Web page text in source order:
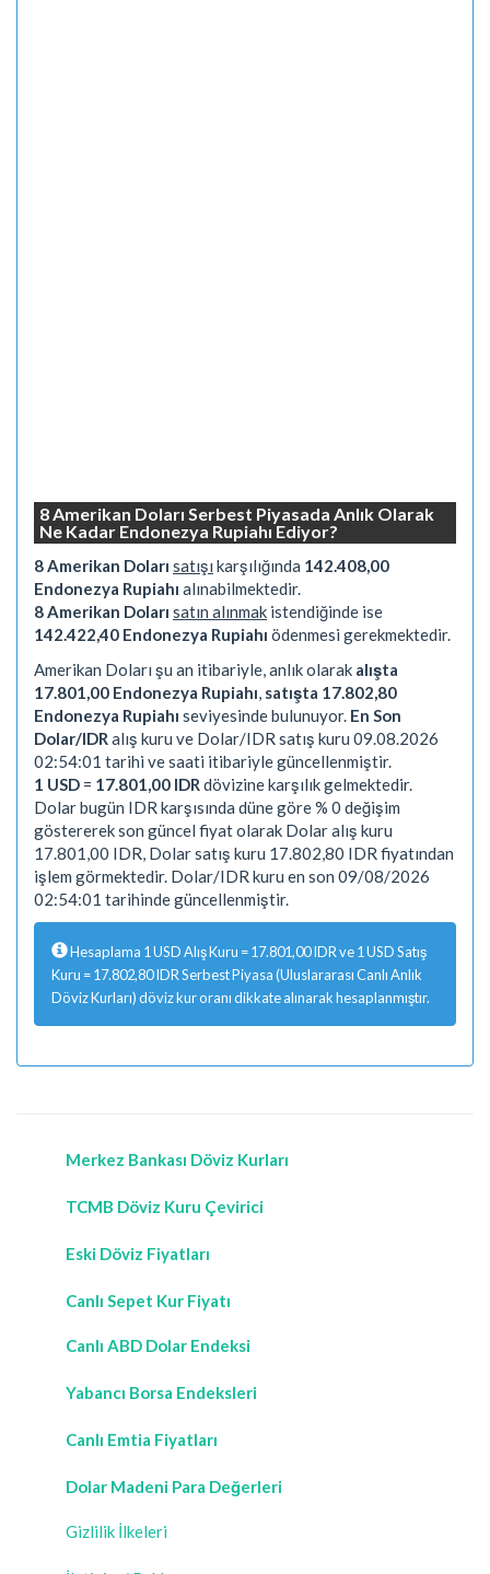
8 Amerikan Doları Serbest Piyasada Anlık Olarak
Ne Kadar Endonezya Rupiahı Ediyor?
8 Amerikan Doları satışı karşılığında 142.408,00
Endonezya Rupiahı alınabilmektedir.
8 Amerikan Doları satın alınmak istendiğinde ise
142.422,40 Endonezya Rupiahı ödenmesi gerekmektedir.
Amerikan Doları şu an itibariyle, anlık olarak alışta
17.801,00 Endonezya Rupiahı satışta 17.802,80
Endonezya Rupiahı seviyesinde bulunuyor. En Son
Dolar/IDR alış kuru ve Dolar/IDR satış kuru 09.08.2026
02:54:01 tarihi ve saati itibariyle güncellenmiştir.
1 USD = 17.801,00 IDR dövizine karşılık gelmektedir.
Dolar bugün IDR karşısında düne göre % 0 değişim
göstererek son güncel fiyat olarak Dolar alış kuru
17.801,00 IDR, Dolar satış kuru 17.802,80 IDR fiyatından
işlem görmektedir. Dolar/IDR kuru en son 09/08/2026
02:54:01 tarihinde güncellenmiştir.
Hesaplama 1 USD Alış Kuru = 17.801,00 IDR ve 1 USD Satış
Kuru = 17.802,80 IDR Serbest Piyasa (Uluslararası Canlı Anlık
Döviz Kurları) döviz kur oranı dikkate alınarak hesaplanmıştır.
Merkez Bankası Döviz Kurları
TCMB Döviz Kuru Çevirici
Eski Döviz Fiyatları
Canlı Sepet Kur Fiyatı
Canlı ABD Dolar Endeksi
Yabancı Borsa Endeksleri
Canlı Emtia Fiyatları
Dolar Madeni Para Değerleri
Gizlilik İlkeleri